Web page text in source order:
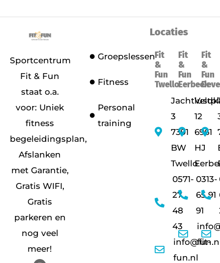
Sportcentrum
Fit & Fun
staat o.a.
voor: Uniek
fitness
begeleidingsplan,
Afslanken
met Garantie,
Gratis WIFI,
Gratis
parkeren en
nog veel
meer!
Groepslessen
Fitness
Personal
training
Locaties
Fit
&
Fun
Twello
3
7391
BW
Twello
0571-
27
48
43
info@fit-
fun.nl
Fit
&
Fun
Eerbeek
12
6961
HJ
0313-
65 91
91
Fit
&
Fun